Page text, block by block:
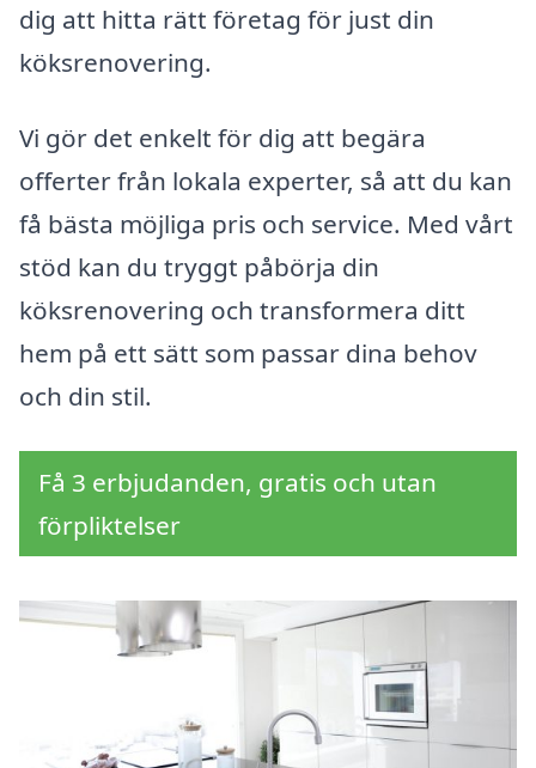
dig att hitta rätt företag för just din
köksrenovering.
Vi gör det enkelt för dig att begära
offerter från lokala experter, så att du kan
få bästa möjliga pris och service. Med vårt
stöd kan du tryggt påbörja din
köksrenovering och transformera ditt
hem på ett sätt som passar dina behov
och din stil.
Få 3 erbjudanden, gratis och utan
förpliktelser